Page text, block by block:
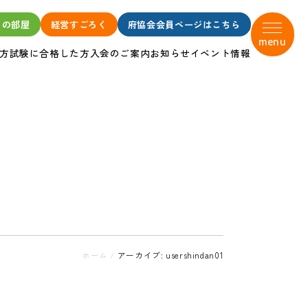
部屋 経営すごろく 府協会会員ページはこちら
試験に合格した方入会のご案内お知らせイベント情報
menu
ホーム / アーカイブ: usershindan01